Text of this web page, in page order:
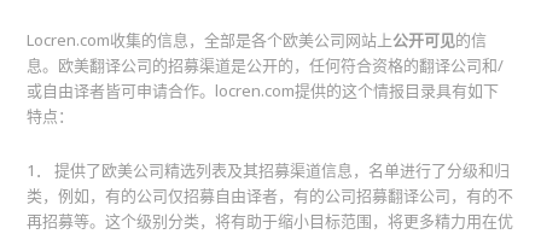
Locren.com收集的信息，全部是各个欧美公司网站上公开可见的信
息。欧美翻译公司的招募渠道是公开的，任何符合资格的翻译公司和/
或自由译者皆可申请合作。locren.com提供的这个情报目录具有如下
特点：
1． 提供了欧美公司精选列表及其招募渠道信息，名单进行了分级和归
类，例如，有的公司仅招募自由译者，有的公司招募翻译公司，有的不
再招募等。这个级别分类，将有助于缩小目标范围，将更多精力用在优